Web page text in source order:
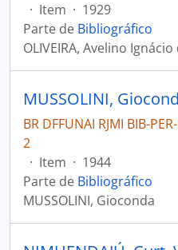
· Item · 1929
Parte de Bibliográfico
OLIVEIRA, Avelino Ignácio
BR DFFUNAI RJMI BIB-
2
· Item · 1944
Parte de Bibliográfico
MUSSOLINI, Gioconda